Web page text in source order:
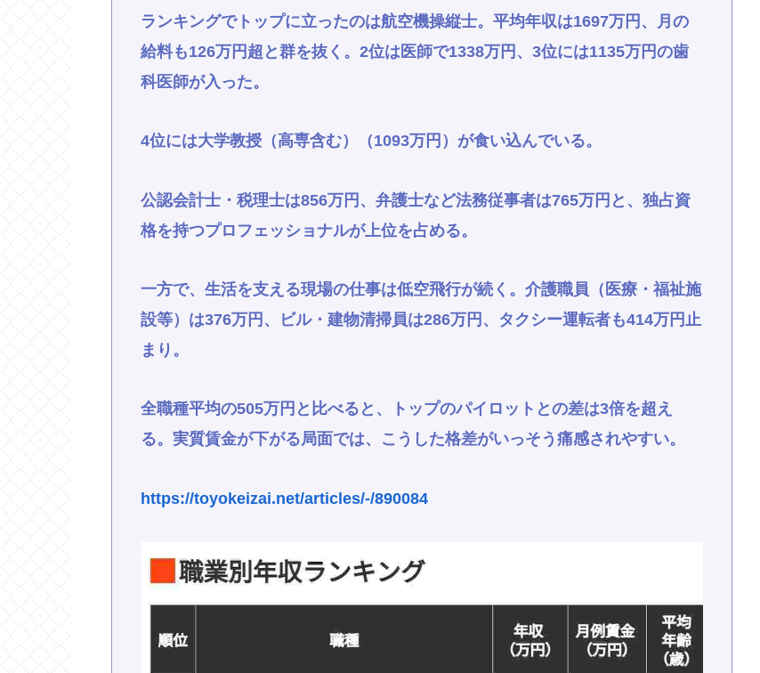
ランキングでトップに立ったのは航空機操縦士。平均年収は1697万円、月の
給料も126万円超と群を抜く。2位は医師で1338万円、3位には1135万円の歯
科医師が入った。
4位には大学教授（高専含む）（1093万円）が食い込んでいる。
公認会計士・税理士は856万円、弁護士など法務従事者は765万円と、独占資
格を持つプロフェッショナルが上位を占める。
一方で、生活を支える現場の仕事は低空飛行が続く。介護職員（医療・福祉施
設等）は376万円、ビル・建物清掃員は286万円、タクシー運転者も414万円止
まり。
全職種平均の505万円と比べると、トップのパイロットとの差は3倍を超え
る。実質賃金が下がる局面では、こうした格差がいっそう痛感されやすい。
https://toyokeizai.net/articles/-/890084